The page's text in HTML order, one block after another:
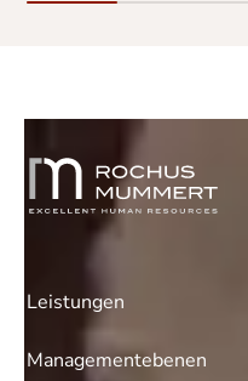
Leistungen
Managementebenen